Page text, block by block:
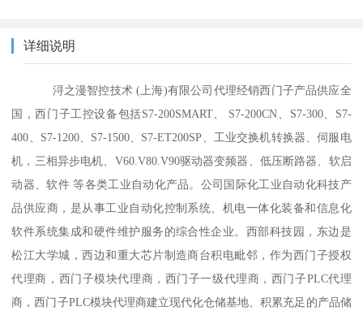
详细说明
浔之漫智控技术 (上海)有限公司代理经销西门子产品供应全
国，西门子工控设备包括S7-200SMART、 S7-200CN、S7-300、S7-
400、S7-1200、S7-1500、S7-ET200SP、工业交换机转换器、伺服电
机，三相异步电机、V60.V80.V90驱动器变频器、低压断路器、软启
动器、软件 等各类工业自动化产品。公司国际化工业自动化科技产
品供应商，是从事工业自动化控制系统、机电一体化装备和信息化
软件系统集成和硬件维护服务的综合性企业。西部科技园，东边是
松江大学城，西边和重大芯片制造商台积电毗邻，作为西门子授权
代理商，西门子模块代理商，西门子一级代理商，西门子PLC代理
商，西门子PLC模块代理商建立现代化仓储基地、积累充足的产品储